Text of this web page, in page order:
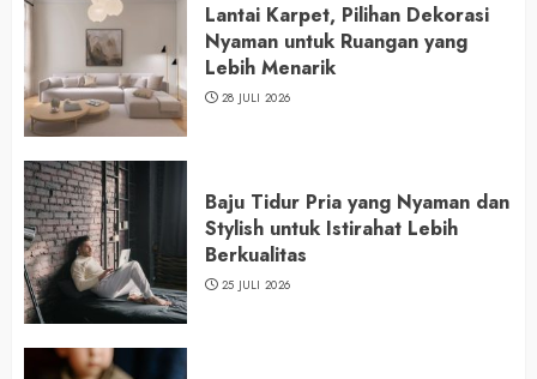
Lantai Karpet, Pilihan Dekorasi
Nyaman untuk Ruangan yang
Lebih Menarik
28 JULI 2026
Baju Tidur Pria yang Nyaman dan
Stylish untuk Istirahat Lebih
Berkualitas
25 JULI 2026